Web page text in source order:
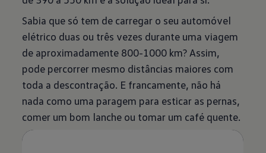
Sabia que só tem de carregar o seu automóvel
elétrico duas ou três vezes durante uma viagem
de aproximadamente 800-1000 km? Assim,
pode percorrer mesmo distâncias maiores com
toda a descontração. E francamente, não há
nada como uma paragem para esticar as pernas,
comer um bom lanche ou tomar um café quente.